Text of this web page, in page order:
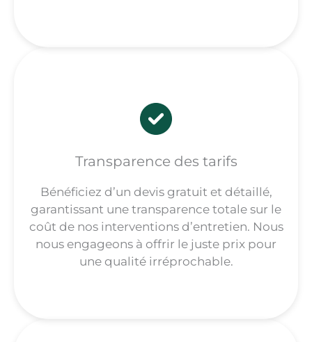
Transparence des tarifs
Bénéficiez d’un devis gratuit et détaillé,
garantissant une transparence totale sur le
coût de nos interventions d’entretien. Nous
nous engageons à offrir le juste prix pour
une qualité irréprochable.